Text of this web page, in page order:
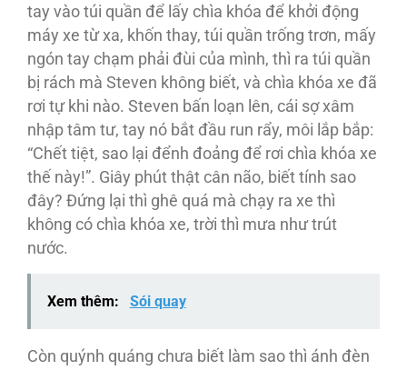
tay vào túi quần để lấy chìa khóa để khởi động
máy xe từ xa, khốn thay, túi quần trống trơn, mấy
ngón tay chạm phải đùi của mình, thì ra túi quần
bị rách mà Steven không biết, và chìa khóa xe đã
rơi tự khi nào. Steven bấn loạn lên, cái sợ xâm
nhập tâm tư, tay nó bắt đầu run rẩy, môi lắp bắp:
“Chết tiệt, sao lại đểnh đoảng để rơi chìa khóa xe
thế này!”. Giây phút thật cân não, biết tính sao
đây? Đứng lại thì ghê quá mà chạy ra xe thì
không có chìa khóa xe, trời thì mưa như trút
nước.
Xem thêm: Sói quay
Còn quýnh quáng chưa biết làm sao thì ánh đèn